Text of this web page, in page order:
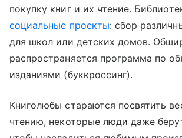
покупку книг и их чтение.
социальные проекты: сбор
для школ или детских домов.
распространяется программа по
изданиями (буккроссинг).
Книголюбы стараются посвятить
чтению, некоторые люди даже